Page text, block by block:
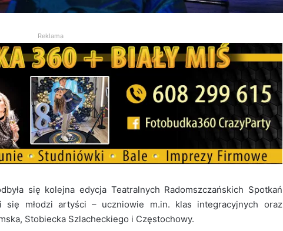
Reklama
się kolejna edycja Teatralnych Radomszczańskich Spotkań
się młodzi artyści – uczniowie m.in. klas integracyjnych oraz
Stobiecka Szlacheckiego i Częstochowy.